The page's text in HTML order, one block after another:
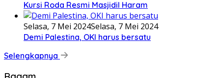
Kursi Roda Resmi Masjidil Haram
Selasa, 7 Mei 2024Selasa, 7 Mei 2024
Demi Palestina, OKI harus bersatu
Selengkapnya